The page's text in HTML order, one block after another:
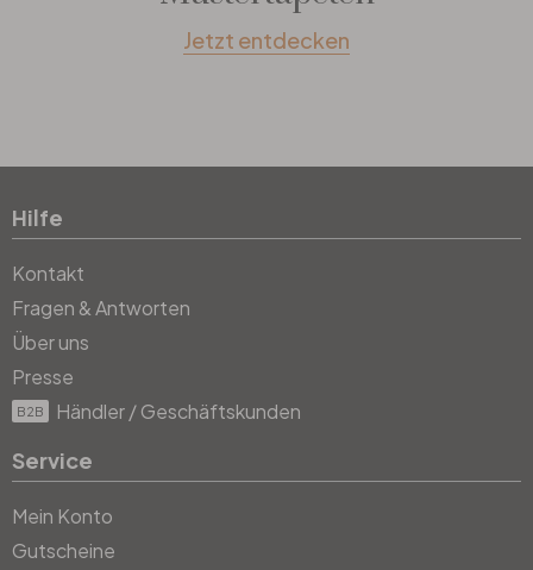
Jetzt entdecken
Hilfe
Kontakt
Fragen & Antworten
Über uns
Presse
B2B Händler / Geschäftskunden
Service
Mein Konto
Gutscheine